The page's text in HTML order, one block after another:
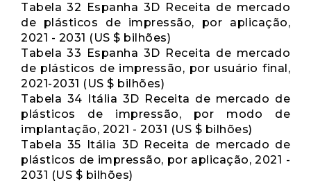
Tabela 32 Espanha 3D Receita de mercado
de plásticos de impressão, por aplicação,
2021 - 2031 (US $ bilhões)
Tabela 33 Espanha 3D Receita de mercado
de plásticos de impressão, por usuário final,
2021-2031 (US $ bilhões)
Tabela 34 Itália 3D Receita de mercado de
plásticos de impressão, por modo de
implantação, 2021 - 2031 (US $ bilhões)
Tabela 35 Itália 3D Receita de mercado de
plásticos de impressão, por aplicação, 2021 -
2031 (US $ bilhões)